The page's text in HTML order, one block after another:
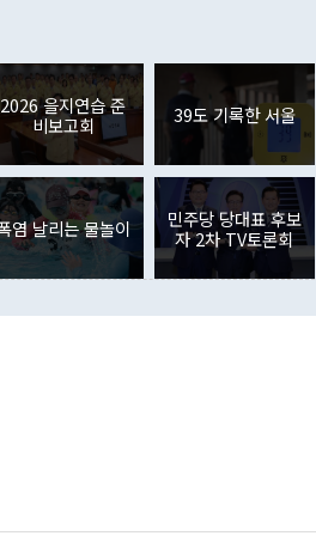
리는 '동방경제포럼(EEF)'을 언급하
있다"고 발언한 데 대해서도 조 장관
거기까지 진도가 나가지 않았다"고
상과 설명은 정부 내 조율을 거치지
적 표현 대체와 국호 사용, 9·19 군
부 장관이 결정할 사안이 아니어서 월
령은 정 장관의 업무보고를 듣고 난
난 건 아니다"라고 재차 확인했다. 정
용은 대부분 국가안전보장회의(NSC)
의 개인적 생각에 가깝다"며 "안보 관
닌 사안을 추진하겠다고 업무보고를
자가 나서야 한다'고 주장한 것은 심각
넘어선 것이다. 직접투자에서는 내국
국인의 국내투자가 46억3000만달러
인의 국내 주식 매도세가 이어졌다. 외
도 등의 영향으로 316억1000만달러
이어 역대 최대 순매도 기록을 다시
세계국채지수(WGBI) 자금 유입에도
줄어든 52억9000만달러를 기록했
중심으로 35억6000만달러 증가했
2026 을지연습 준
비보고회
39도 기록한 서울
염 날리는 물놀이
민주당 당대표 후보
자 2차 TV토론회